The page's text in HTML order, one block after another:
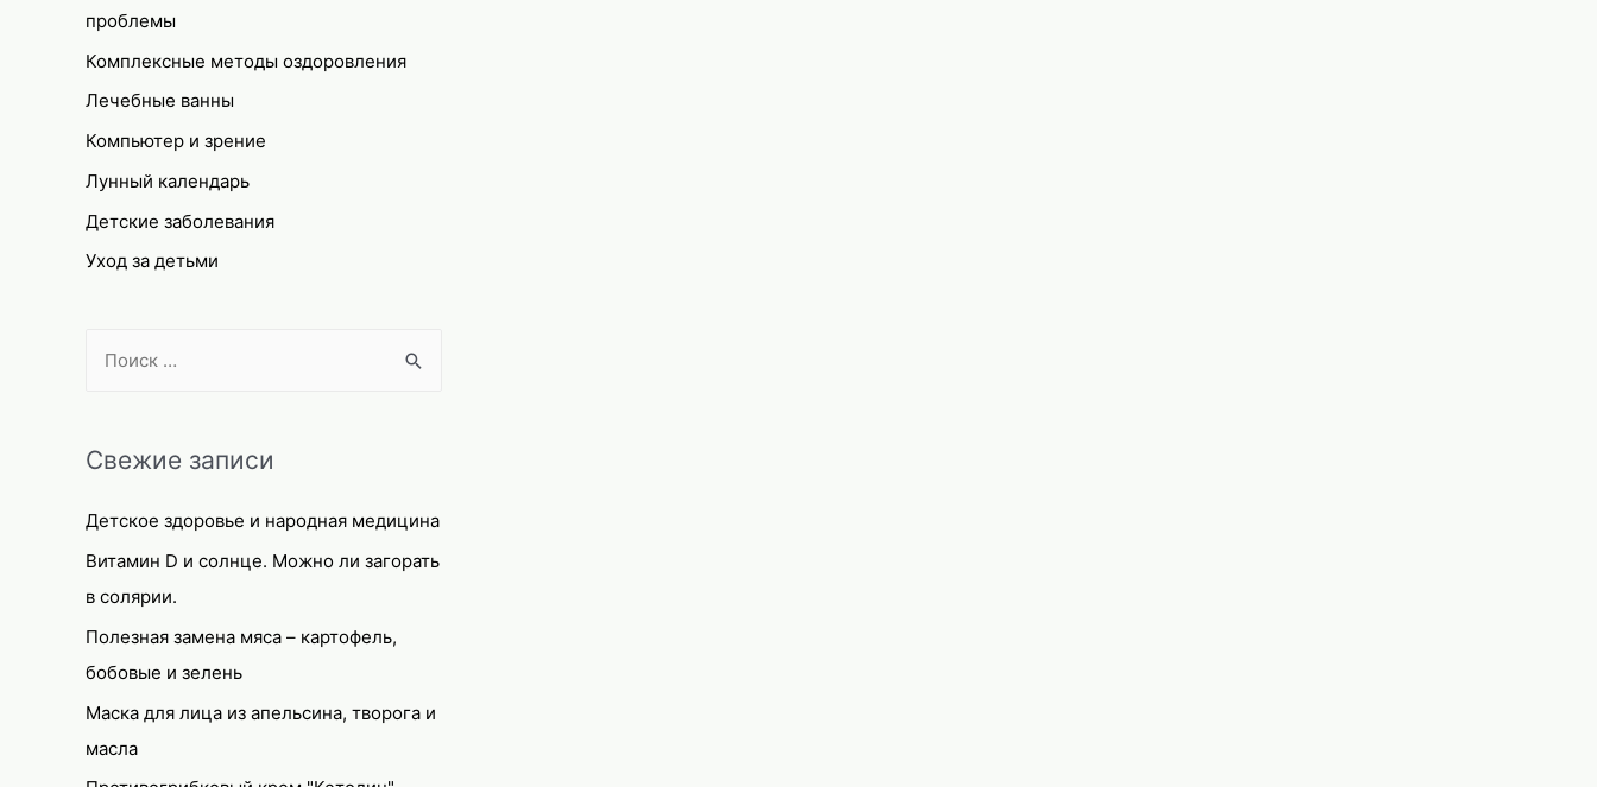
проблемы
Комплексные методы оздоровления
Лечебные ванны
Компьютер и зрение
Лунный календарь
Детские заболевания
Уход за детьми
r
h
f
o
r
:
Свежие записи
Детское здоровье и народная медицина
Витамин D и солнце. Можно ли загорать
в солярии.
Полезная замена мяса – картофель,
бобовые и зелень
Маска для лица из апельсина, творога и
масла